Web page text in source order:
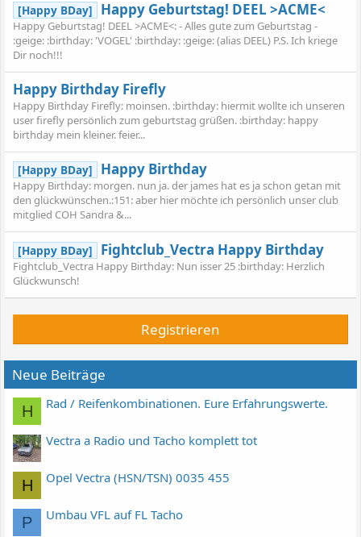
[Happy BDay] Happy Geburtstag! DEEL >ACME<
Happy Geburtstag! DEEL >ACME<: - Alles gute zum Geburtstag -
:geige: :birthday: 'VOGEL' :birthday: :geige: (alias DEEL) P.S. Ich kriege
Dir noch!!!
Happy Birthday Firefly
Happy Birthday Firefly: moinsen. :birthday: hiermit wollte ich unseren
user firefly persönlich zum geburtstag grüßen. :birthday: happy
birthday mein kleiner. feier...
[Happy BDay] Happy Birthday
Happy Birthday: morgen. nun ja. der james hat es ja schon getan mit
den glückwünschen.:151: aber hier möchte ich persönlich unser club
mitglied COH Sandra &...
[Happy BDay] Fightclub_Vectra Happy Birthday
Fightclub_Vectra Happy Birthday: Nun isser 25 :birthday: Herzlich
Glückwunsch!
Registrieren
Neue Beiträge
H Rad / Reifenkombinationen. Eure Erfahrungswerte.
Vectra a Radio und Tacho komplett tot
H Opel Vectra (HSN/TSN) 0035 455
P Umbau VFL auf FL Tacho